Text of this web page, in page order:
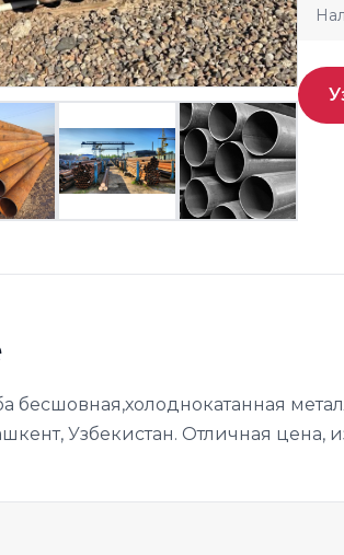
бесшовная,холоднокатанная
Узбекистан. Отличная цена,